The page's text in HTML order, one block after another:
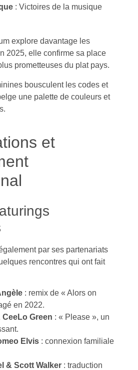
: Victoires de la musique
explore davantage les
2025, elle confirme sa place
prometteuses du plat pays.
bousculent les codes et
une palette de couleurs et
et
par ses partenariats
rencontres qui ont fait
: remix de « Alors on
en 2022.
Green : « Please », un
Elvis : connexion familiale
& Scott Walker : traduction